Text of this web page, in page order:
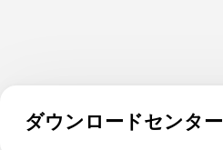
ダウンロードセンター